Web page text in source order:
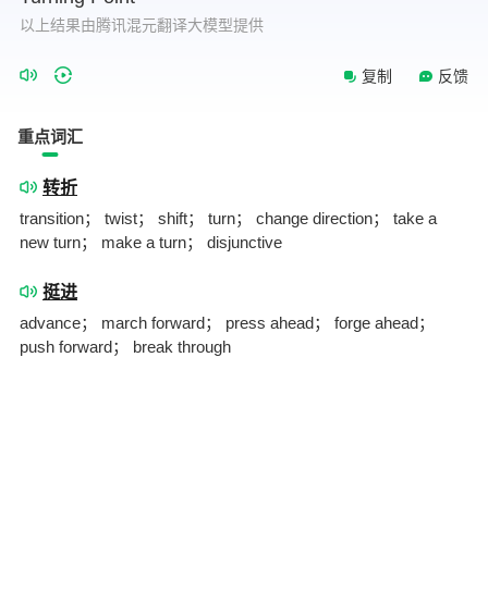
以上结果由腾讯混元翻译大模型提供
复制 反馈
重点词汇
转折
transition； twist； shift； turn； change direction； take a
new turn； make a turn； disjunctive
挺进
advance； march forward； press ahead； forge ahead；
push forward； break through